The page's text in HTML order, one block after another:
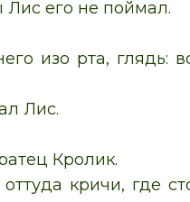
Лис его не поймал.
изо рта, глядь:
Лис.
Кролик.
кричи, где